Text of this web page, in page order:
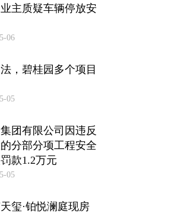
主质疑车辆停放安
06
，碧桂园多个项目
05
团有限公司因违反
的分部分项工程安全
款1.2万元
05
玺·铂悦澜庭现房